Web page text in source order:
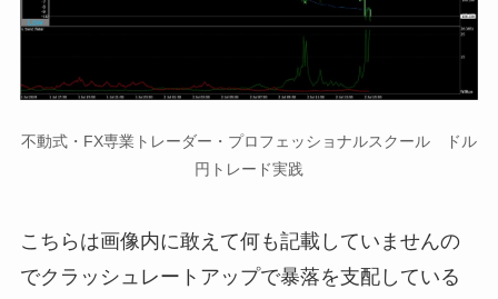
不動式・FX専業トレーダー・プロフェッショナルスクール ドル
円トレード実践
こちらは画像内に敢えて何も記載していませんの
でクラッシュレートアップで暴落を支配している